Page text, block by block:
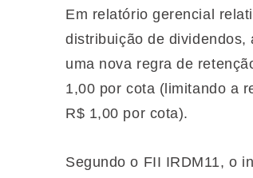
Em relatório gerencial
distribuição de dividendos,
uma nova regra de
1,00 por cota (limitando a
R$ 1,00 por cota).
Segundo o FII IRDM11, o